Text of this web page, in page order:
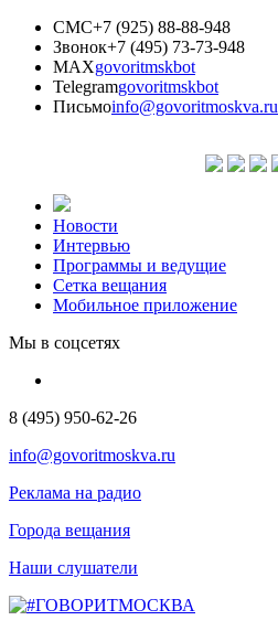
СМС+7 (925) 88-88-948
Звонок+7 (495) 73-73-948
MAXgovoritmskbot
Telegramgovoritmskbot
Письмоinfo@govoritmoskva.ru
Новости
Интервью
Программы и ведущие
Сетка вещания
Мобильное приложение
Мы в соцсетях
8 (495) 950-62-26
info@govoritmoskva.ru
Реклама на радио
Города вещания
Наши слушатели